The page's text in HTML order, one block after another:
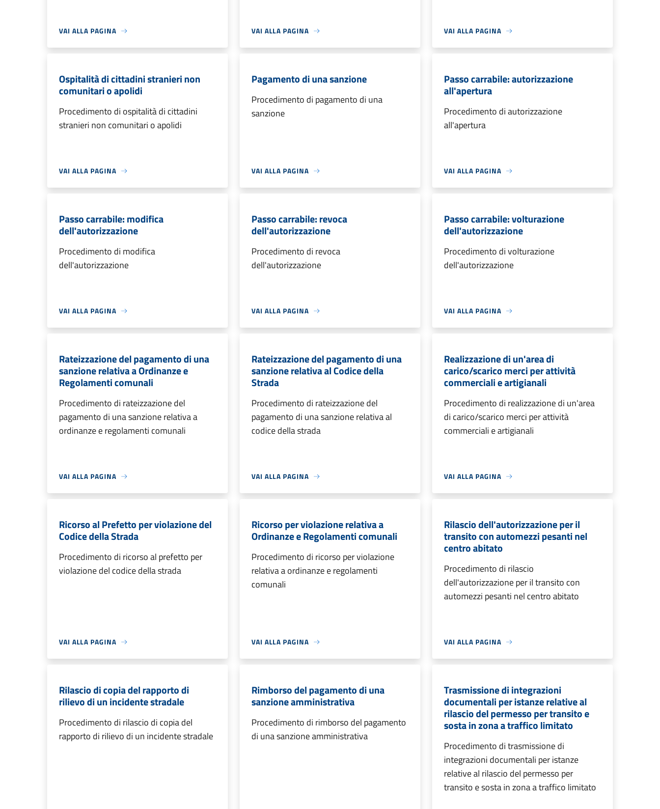
VAI ALLA PAGINA VAI ALLA PAGINA VAI ALLA PAGINA
Ospitalità di cittadini stranieri non
comunitari o apolidi
Procedimento di ospitalità di cittadini
stranieri non comunitari o apolidi
VAI ALLA PAGINA
Pagamento di una sanzione
Procedimento di pagamento di una
sanzione
VAI ALLA PAGINA
Passo carrabile: autorizzazione
all'apertura
Procedimento di autorizzazione
all'apertura
VAI ALLA PAGINA
Passo carrabile: modifica
dell'autorizzazione
Procedimento di modifica
dell'autorizzazione
VAI ALLA PAGINA
Passo carrabile: revoca
dell'autorizzazione
Procedimento di revoca
dell'autorizzazione
VAI ALLA PAGINA
Passo carrabile: volturazione
dell'autorizzazione
Procedimento di volturazione
dell'autorizzazione
VAI ALLA PAGINA
Rateizzazione del pagamento di una
sanzione relativa a Ordinanze e
Regolamenti comunali
Procedimento di rateizzazione del
pagamento di una sanzione relativa a
ordinanze e regolamenti comunali
VAI ALLA PAGINA
Rateizzazione del pagamento di una
sanzione relativa al Codice della
Strada
Procedimento di rateizzazione del
pagamento di una sanzione relativa al
codice della strada
VAI ALLA PAGINA
Realizzazione di un'area di
carico/scarico merci per attività
commerciali e artigianali
Procedimento di realizzazione di un'area
di carico/scarico merci per attività
commerciali e artigianali
VAI ALLA PAGINA
Ricorso al Prefetto per violazione del
Codice della Strada
Procedimento di ricorso al prefetto per
violazione del codice della strada
VAI ALLA PAGINA
Ricorso per violazione relativa a
Ordinanze e Regolamenti comunali
Procedimento di ricorso per violazione
relativa a ordinanze e regolamenti
comunali
VAI ALLA PAGINA
Rilascio dell'autorizzazione per il
transito con automezzi pesanti nel
centro abitato
Procedimento di rilascio
dell'autorizzazione per il transito con
automezzi pesanti nel centro abitato
VAI ALLA PAGINA
Rilascio di copia del rapporto di
rilievo di un incidente stradale
Procedimento di rilascio di copia del
rapporto di rilievo di un incidente stradale
Rimborso del pagamento di una
sanzione amministrativa
Procedimento di rimborso del pagamento
di una sanzione amministrativa
Trasmissione di integrazioni
documentali per istanze relative al
rilascio del permesso per transito e
sosta in zona a traffico limitato
Procedimento di trasmissione di
integrazioni documentali per istanze
relative al rilascio del permesso per
transito e sosta in zona a traffico limitato